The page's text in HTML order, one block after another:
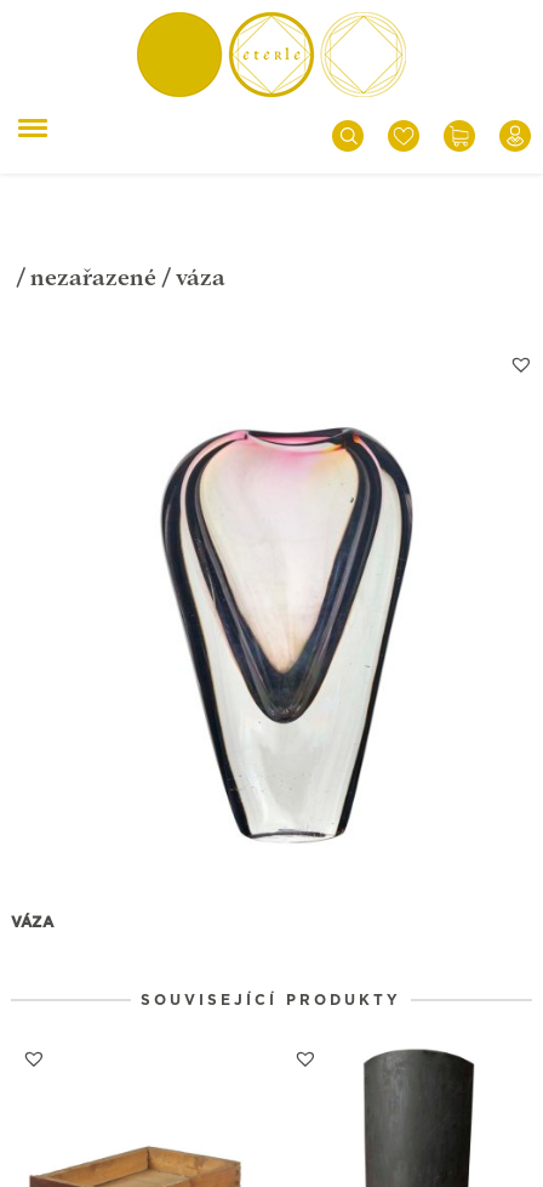
/ nezařazené / váza
VÁZA
SOUVISEJÍCÍ PRODUKTY